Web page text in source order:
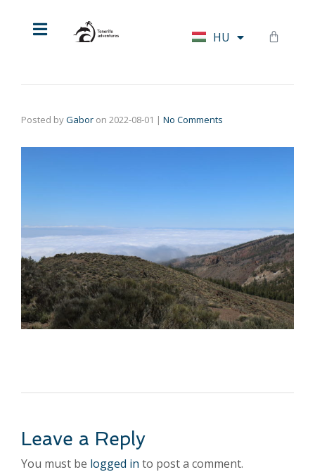
HU
DE
Posted byGabor on 2022-08-01 | No Comments
Leave a Reply
You must be logged in to post a comment.